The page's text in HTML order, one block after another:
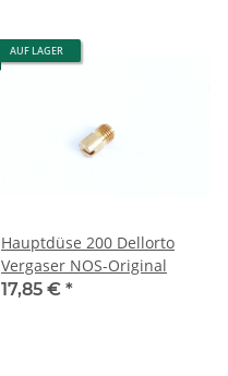
AUF LAGER
Hauptdüse 200 Dellorto
Vergaser NOS-Original
17,85 € *